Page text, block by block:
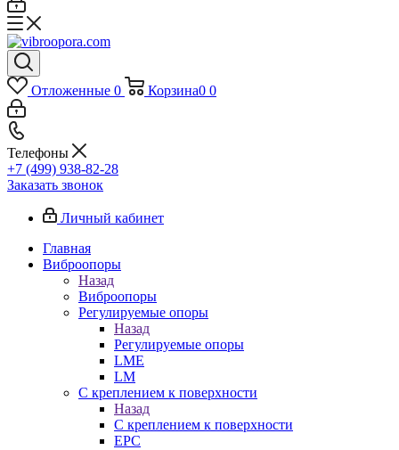
Отложенные 0 Корзина0 0
Телефоны
+7 (499) 938-82-28
Заказать звонок
Личный кабинет
Главная
Виброопоры
Назад
Виброопоры
Регулируемые опоры
Назад
Регулируемые опоры
LME
LM
С креплением к поверхности
Назад
С креплением к поверхности
EPC